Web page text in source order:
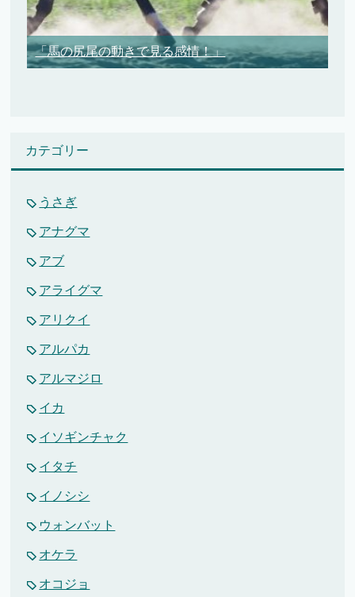
「馬の尻尾の動きで見る感情！」
カテゴリー
うさぎ
アナグマ
アブ
アライグマ
アリクイ
アルパカ
アルマジロ
イカ
イソギンチャク
イタチ
イノシシ
ウォンバット
オケラ
オコジョ